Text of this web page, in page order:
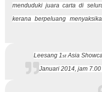
menduduki juara carta di
kerana berpeluang
stAsia
Januari 2014, jam